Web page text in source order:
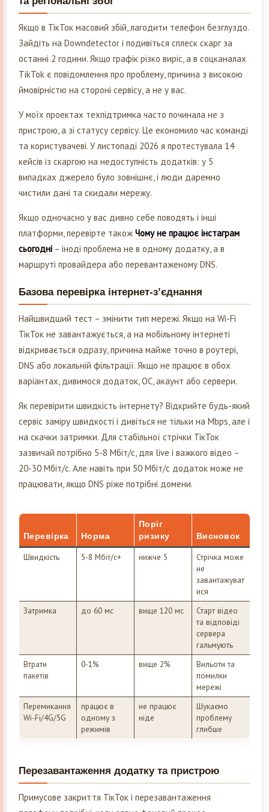
Якщо в ТікТок масовий збій, лагодити телефон безглуздо.
Зайдіть на Downdetector і подивіться сплеск скарг за
останні 2 години. Якщо графік різко виріс, а в соцканалах
TikTok є повідомлення про проблему, причина з високою
ймовірністю на стороні сервісу, а не у вас.
У моїх проектах техпідтримка часто починала не з
пристрою, а зі статусу сервісу. Це економило час команді
та користувачеві. У листопаді 2026 я протестувала 14
кейсів із скаргою на недоступність додатків: у 5
випадках джерело було зовнішнє, і люди даремно
чистили дані та скидали мережу.
Якщо одночасно у вас дивно себе поводять і інші
платформи, перевірте такожЧому не працює інстаграм
сьогодні – іноді проблема не в одному додатку, а в
маршруті провайдера або перевантаженому DNS.
Базова перевірка інтернет-з’єднання
Найшвидший тест – змінити тип мережі. Якщо на Wi-Fi
ТікТок не завантажується, а на мобільному інтернеті
відкривається одразу, причина майже точно в роутері,
DNS або локальній фільтрації. Якщо не працює в обох
варіантах, дивимося додаток, ОС, акаунт або сервери.
Як перевірити швидкість інтернету? Відкрийте будь-який
сервіс заміру швидкості і дивіться не тільки на Mbps, але і
на скачки затримки. Для стабільної стрічки ТікТок
зазвичай потрібно 5-8 Мбіт/с, для live і важкого відео –
20-30 Мбіт/с. Але навіть при 50 Мбіт/с додаток може не
працювати, якщо DNS ріже потрібні домени.
Перевірка Норма
Поріг
ризику
Висновок
Швидкість 5-8 Мбіт/с+ нижче 5
Стрічка може
не
завантажуват
ися
Затримка
до 60 мс вище 120 мс
Старт відео
та відповіді
сервера
гальмують
Втрати
пакетів
0-1% вище 2%
Вильоти та
помилки
мережі
Перемикання
Wi-Fi/4G/5G
працює в
одному з
режимів
не працює
ніде
Шукаємо
проблему
глибше
Перезавантаження додатку та пристрою
Примусове закриття ТікТок і перезавантаження